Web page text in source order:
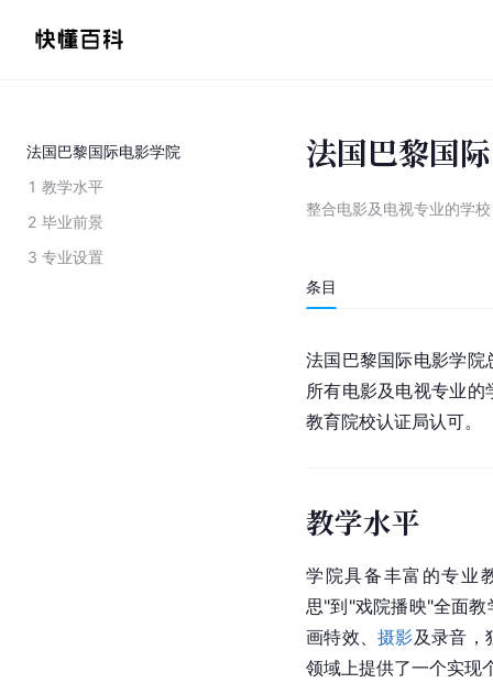
法国巴黎国际电影学院
1 教学水平
2 毕业前景
3 专业设置
法国巴黎国
整合电影及电视专业的学校
条目
法国巴黎国际电影学院
所有电影及电视专业
教育院校认证局认可。
教学水平
学院具备丰富的专业
思"到"戏院播映"全面
画特效、摄影及录音，
领域上提供了一个实现